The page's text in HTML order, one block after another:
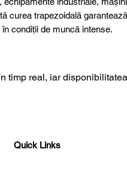
curea trapezoidală
condiții de muncă intense.
timp real, iar
Quick Links